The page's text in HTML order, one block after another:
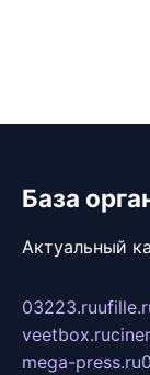
База
Актуальный
03223.ru
veetbox.ru
mega-press.ru